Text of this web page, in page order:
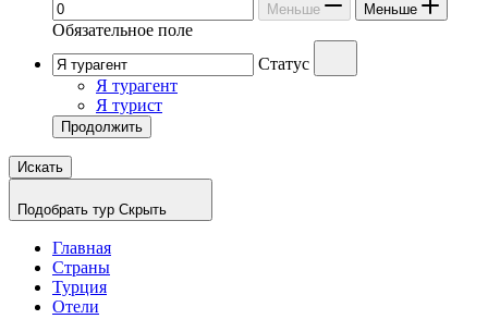
Меньше Меньше
Обязательное поле
Статус
Я турагент
Я турист
Продолжить
Искать
Подобрать тур Скрыть
Главная
Страны
Турция
Отели